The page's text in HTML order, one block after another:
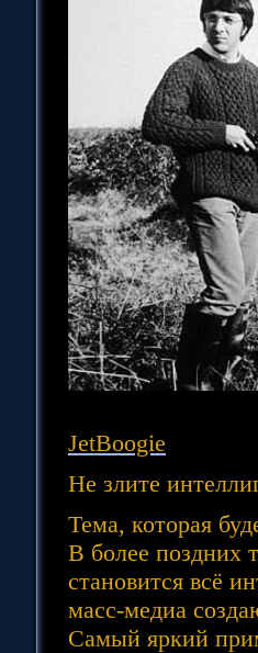
JetBoogie
Не злите
Тема, которая
В более поздних
становится всё
масс-медиа
Самый яркий